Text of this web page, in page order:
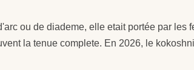
ou de diademe, elle etait portée par les
la tenue complete. En 2026, le